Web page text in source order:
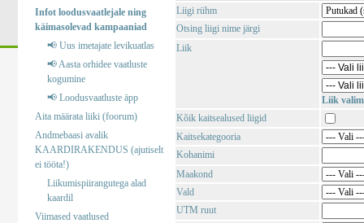
Infot loodusvaatlejale ning
käimasolevad kampaaniad
📢 Uus imetajate levikuatlas
📢 Aasta orhidee vaatluste
kogumine
📢 Loodusvaatluste äpp
Aita määrata liiki (foorum)
Andmebaasi avalik
KAARDIRAKENDUS (ajutiselt
ei tööta!)
Liikumispiirangutega alad
kaardil
Viimased vaatlused
Liigi rühm
Otsing liigi nime järgi
Liik
Liik
Kõik kaitsealused liigid
Kaitsekategooria
Kohanimi
Maakond
Vald
UTM ruut